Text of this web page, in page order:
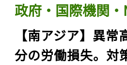
政府・国際機関・
【南アジア】異
分の労働損失。対